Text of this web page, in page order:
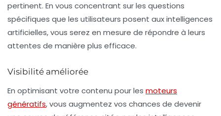
pertinent. En vous concentrant sur les questions
spécifiques que les utilisateurs posent aux intelligences
artificielles, vous serez en mesure de répondre à leurs
attentes de manière plus efficace.
Visibilité améliorée
En optimisant votre contenu pour les moteurs
génératifs, vous augmentez vos chances de devenir